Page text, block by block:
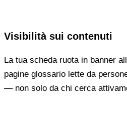
Visibilità sui contenuti
La tua scheda ruota in banner
pagine glossario lette da
— non solo da chi cerca